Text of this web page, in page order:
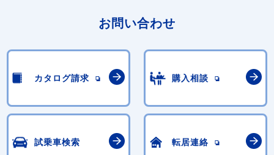
お問い合わせ
カタログ請求 購入相談
試乗車検索 転居連絡